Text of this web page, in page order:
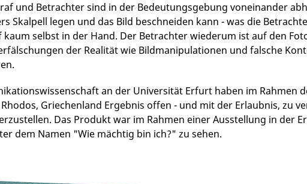
und Betrachter sind in der Bedeutungsgebung voneinander
Skalpell legen und das Bild beschneiden kann - was die
selbst in der Hand. Der Betrachter wiederum ist auf den
der Realität wie Bildmanipulationen und falsche
an der Universität Erfurt haben im Rahmen
Griechenland Ergebnis offen - und mit der Erlaubnis, zu
Das Produkt war im Rahmen einer Ausstellung in der
dem Namen "Wie mächtig bin ich?" zu sehen.